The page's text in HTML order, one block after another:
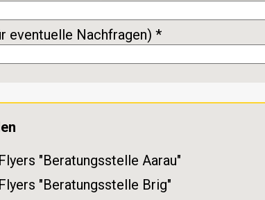
eventuelle Nachfragen) *
"Beratungsstelle Aarau"
"Beratungsstelle Brig"